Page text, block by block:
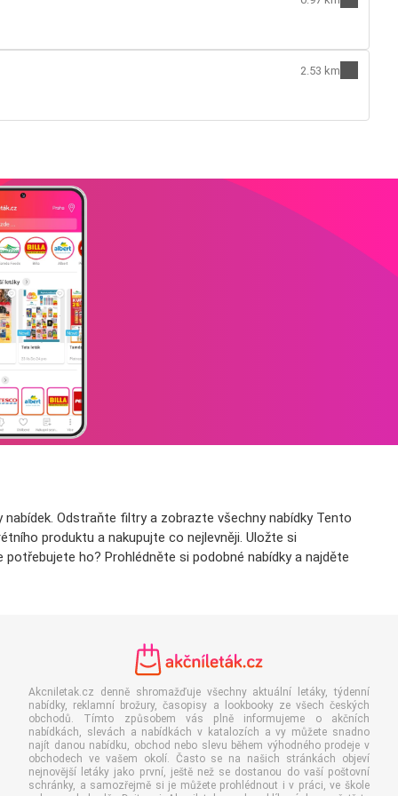
2.53 km
Odstraňte filtry a zobrazte všechny nabídky Tento
produktu a nakupujte co nejlevněji. Uložte si
ho? Prohlédněte si podobné nabídky a najděte
Akcniletak.cz denně shromažďuje všechny aktuální letáky, týdenní
nabídky, reklamní brožury, časopisy a lookbooky ze všech českých
obchodů. Tímto způsobem vás plně informujeme o akčních
nabídkách, slevách a nabídkách v katalozích a vy můžete snadno
najít danou nabídku, obchod nebo slevu během výhodného prodeje v
obchodech ve vašem okolí. Často se na našich stránkách objeví
nejnovější letáky jako první, ještě než se dostanou do vaší poštovní
schránky, a samozřejmě si je můžete prohlédnout i v práci, ve škole